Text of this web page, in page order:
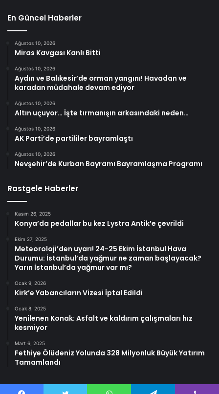
En Güncel Haberler
Ağustos 10, 2026
Miras Kavgası Kanlı Bitti
Ağustos 10, 2026
Aydın ve Balıkesir’de orman yangını! Havadan ve
karadan müdahale devam ediyor
Ağustos 10, 2026
Altın uçuyor… İşte tırmanışın arkasındaki neden…
Ağustos 10, 2026
AK Parti’de partililer bayramlaştı
Ağustos 10, 2026
Nevşehir’de Kurban Bayramı Bayramlaşma Programı
Rastgele Haberler
Kasım 26, 2025
Konya’da pedallar bu kez Lystra Antik’e çevrildi
Ekim 27, 2025
Meteoroloji’den uyarı! 24-25 Ekim İstanbul Hava
Durumu: İstanbul’da yağmur ne zaman başlayacak?
Yarın İstanbul’da yağmur var mı?
Ocak 9, 2026
Kirk’e Yabancıların Vizesi İptal Edildi
Ocak 8, 2025
Yenilenen Konak: Asfalt ve kaldırım çalışmaları hız
kesmiyor
Mart 6, 2025
Fethiye Ölüdeniz Yolunda 328 Milyonluk Büyük Yatırım
Tamamlandı